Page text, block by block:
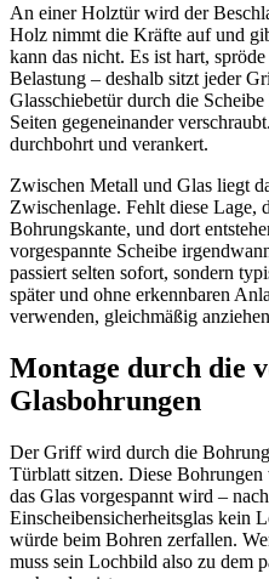
An einer Holztür wird der
Holz nimmt die Kräfte auf und
kann das nicht. Es ist hart,
Belastung – deshalb sitzt jeder
Glasschiebetür durch die
Seiten gegeneinander
durchbohrt und verankert.
Zwischen Metall und Glas liegt
Zwischenlage. Fehlt diese Lage,
Bohrungskante, und dort
vorgespannte Scheibe
passiert selten sofort, sondern
später und ohne erkennbaren
verwenden, gleichmäßig
Montage durch die
Glasbohrungen
Der Griff wird durch die
Türblatt sitzen. Diese
das Glas vorgespannt wird –
Einscheibensicherheitsglas kein
würde beim Bohren zerfallen.
muss sein Lochbild also zu dem